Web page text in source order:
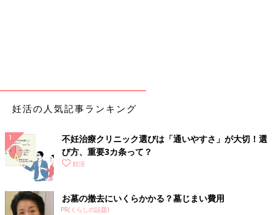
妊活の人気記事ランキング
不妊治療クリニック選びは「通いやすさ」が大切！選
び方、重要3カ条って？
妊活
お墓の撤去にいくらかかる？墓じまい費用
PR(くらしの話題)